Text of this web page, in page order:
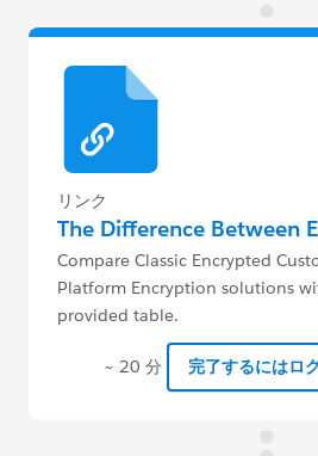
リンク
The Difference Between
Compare Classic Encrypted
Platform Encryption solutions
provided table.
~ 20 分 完了するにはロ